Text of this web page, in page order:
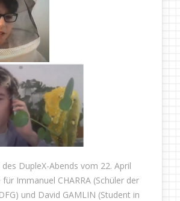
DupleX-Abends vom 22. April
Immanuel CHARRA (Schüler der
und David GAMLIN (Student in